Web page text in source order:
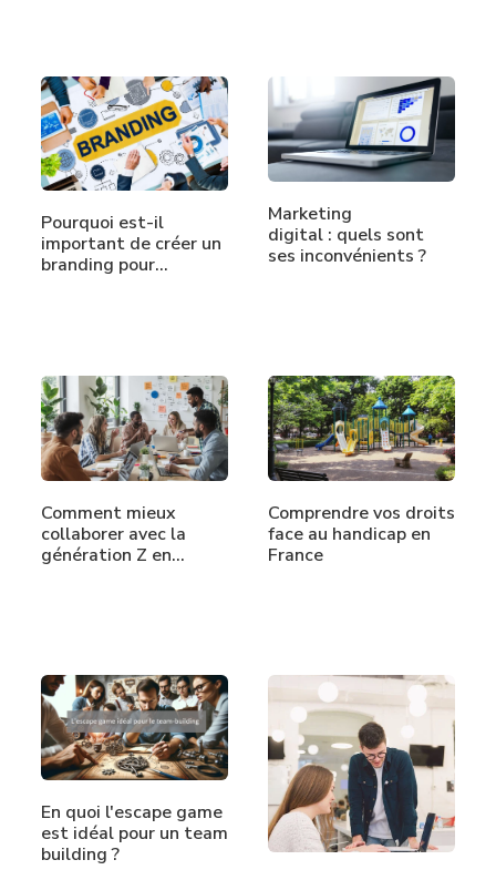
Pourquoi est-il
important de créer un
branding pour…
Marketing
digital : quels sont
ses inconvénients ?
Comment mieux
collaborer avec la
génération Z en…
Comprendre vos droits
face au handicap en
France
En quoi l'escape game
est idéal pour un team
building ?